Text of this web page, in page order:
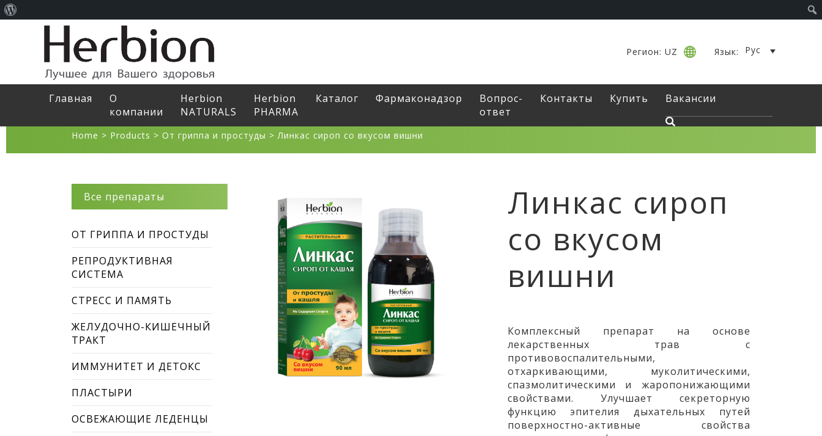
Регион: UZ Язык: Рус
Главная
О
компании
Herbion
NATURALS
Herbion
PHARMA
Каталог Фармаконадзор
Вопрос-
ответ
Контакты Купить Вакансии
Home > Products > От гриппа и простуды >Линкас сироп со вкусом вишни
Все препараты
ОТ ГРИППА И ПРОСТУДЫ
РЕПРОДУКТИВНАЯ
СИСТЕМА
СТРЕСС И ПАМЯТЬ
ЖЕЛУДОЧНО-КИШЕЧНЫЙ
ТРАКТ
ИММУНИТЕТ И ДЕТОКС
ПЛАСТЫРИ
ОСВЕЖАЮЩИЕ ЛЕДЕНЦЫ
Линкас сироп
со вкусом
вишни
Комплексный препарат на основе
лекарственных трав с
противовоспалительными,
отхаркивающими, муколитическими,
спазмолитическими и жаропонижающими
свойствами. Улучшает секреторную
функцию эпителия дыхательных путей
поверхностно-активные свойства
WordPress